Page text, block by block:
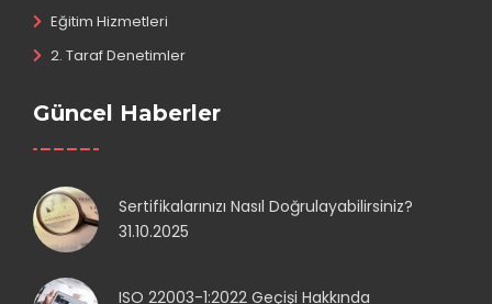
Eğitim Hizmetleri
2. Taraf Denetimler
Güncel Haberler
Sertifikalarınızı Nasıl Doğrulayabilirsiniz?
31.10.2025
ISO 22003-1:2022 Geçişi Hakkında